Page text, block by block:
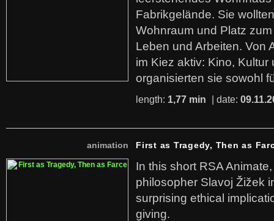
Fabrikgelände. Sie
Wohnraum und Platz
Leben und Arbeiten. Von
im Kiez aktiv: Kino,
organisierten sie sowohl
length: 1,77 min | date:
animation First as Tragedy, Then as
In this short RSA
philosopher Slavoj Žižek
surprising ethical
giving.